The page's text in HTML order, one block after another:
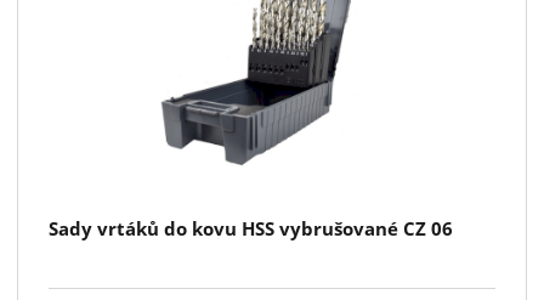
Sady vrtáků do kovu HSS vybrušované CZ 06